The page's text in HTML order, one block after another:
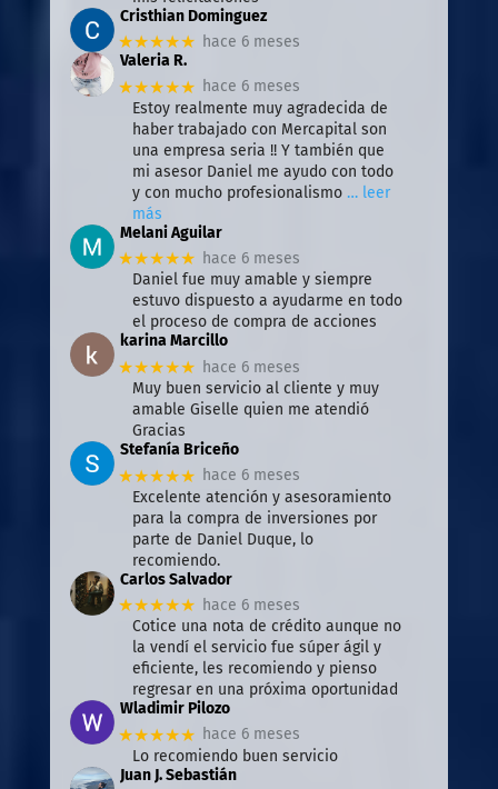
Cristhian Dominguez
★★★★★ hace 6 meses
Valeria R.
★★★★★ hace 6 meses
Estoy realmente muy agradecida de
haber trabajado con Mercapital son
una empresa seria !! Y también que
mi asesor Daniel me ayudo con todo
y con mucho profesionalismo … leer
más
Melani Aguilar
★★★★★ hace 6 meses
Daniel fue muy amable y siempre
estuvo dispuesto a ayudarme en todo
el proceso de compra de acciones
karina Marcillo
★★★★★ hace 6 meses
Muy buen servicio al cliente y muy
amable Giselle quien me atendió
Gracias
Stefanía Briceño
★★★★★ hace 6 meses
Excelente atención y asesoramiento
para la compra de inversiones por
parte de Daniel Duque, lo
recomiendo.
Carlos Salvador
★★★★★ hace 6 meses
Cotice una nota de crédito aunque no
la vendí el servicio fue súper ágil y
eficiente, les recomiendo y pienso
regresar en una próxima oportunidad
Wladimir Pilozo
★★★★★ hace 6 meses
Lo recomiendo buen servicio
Juan J. Sebastián